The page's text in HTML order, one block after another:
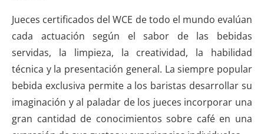
Jueces certificados del WCE de todo el mundo evalúan
cada actuación según el sabor de las bebidas
servidas, la limpieza, la creatividad, la habilidad
técnica y la presentación general. La siempre popular
bebida exclusiva permite a los baristas desarrollar su
imaginación y al paladar de los jueces incorporar una
gran cantidad de conocimientos sobre café en una